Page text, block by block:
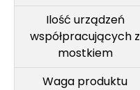
Ilość urządzeń
współpracujących z
mostkiem
Waga produktu